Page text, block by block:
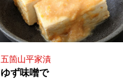
五箇山平家漬
ゆず味噌で